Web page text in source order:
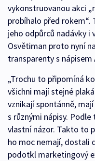
vykonstruovanou akci
probíhalo před rokem“.
jeho odpůrců nadávky i
Osvětiman proto nyní
transparenty s nápisem
„Trochu to připomíná
všichni mají stejné
vznikají spontánně,
s různými nápisy.
vlastní názor. Takto to
ho moc nemají, dostali
podotkl marketingový